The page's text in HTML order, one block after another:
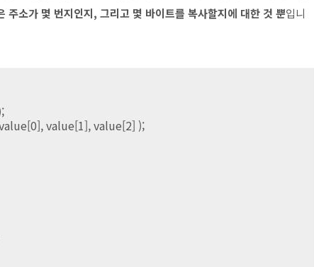
주소가 몇 번지인지, 그리고 몇 바이트를 복사할지에 대한 것 뿐입니
value[1], value[2] );